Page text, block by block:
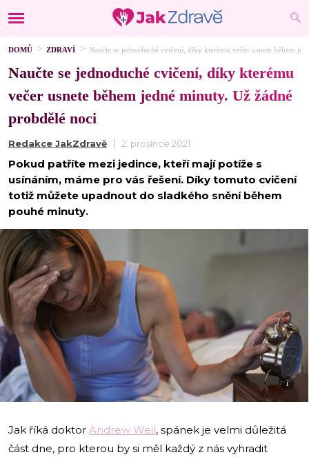
DOMŮ ZDRAVÍ Naučte se jednoduché cvičení, díky kterému večer usnete během
Naučte se jednoduché cvičení, díky kterému
večer usnete během jedné minuty. Už žádné
probdělé noci
Redakce JakZdravě 2. prosince 2021
Pokud patříte mezi jedince, kteří mají potíže s
usínáním, máme pro vás řešení. Díky tomuto cvičení
totiž můžete upadnout do sladkého snění během
pouhé minuty.
i
Jak říká doktor Andrew Weil, spánek je velmi důležitá
část dne, pro kterou by si měl každý z nás vyhradit